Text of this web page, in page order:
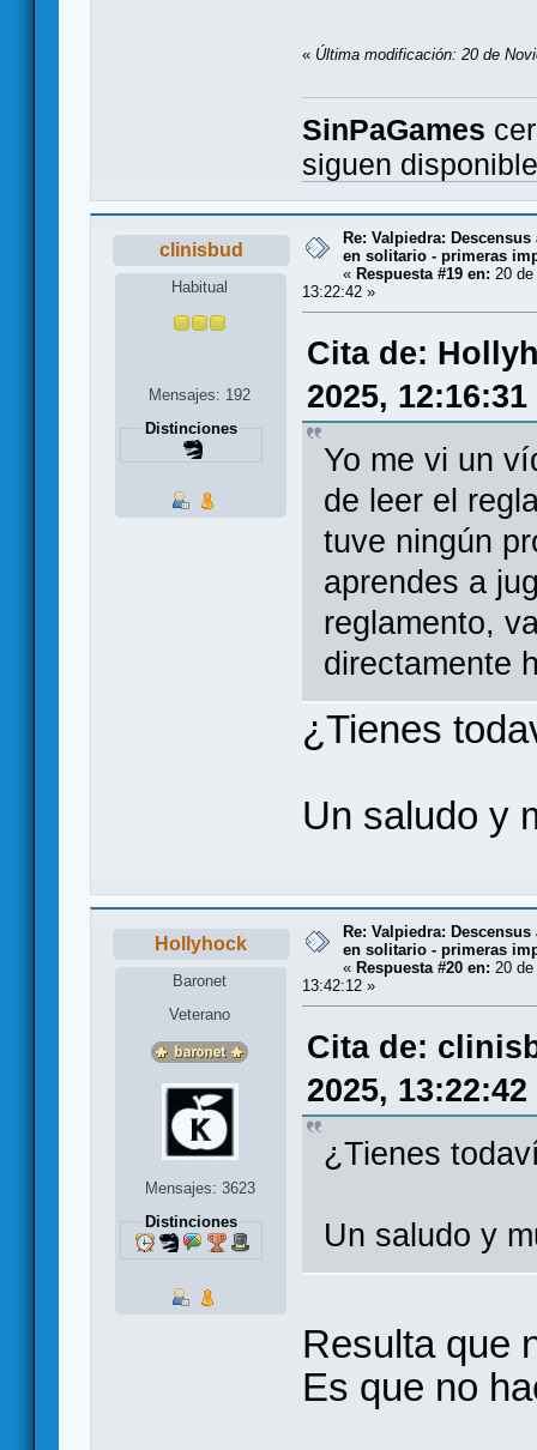
« Última modificación: 20 de
SinPaGames
siguen
clinisbud
Habitual
Mensajes: 192
Distinciones
Re: Valpiedra: Descensus
en solitario - primeras
« Respuesta #19 en: 20
13:22:42 »
Cita de:
2025, 12:16:31
Yo me vi un
de leer el
tuve ningún
aprendes a
reglamento,
directamente
¿Tienes
Un saludo y
Hollyhock
Baronet
Veterano
Mensajes: 3623
Distinciones
Re: Valpiedra: Descensus
en solitario - primeras
« Respuesta #20 en: 20
13:42:12 »
Cita de:
2025, 13:22:42
¿Tienes
Un saludo y
Resulta que
Es que no